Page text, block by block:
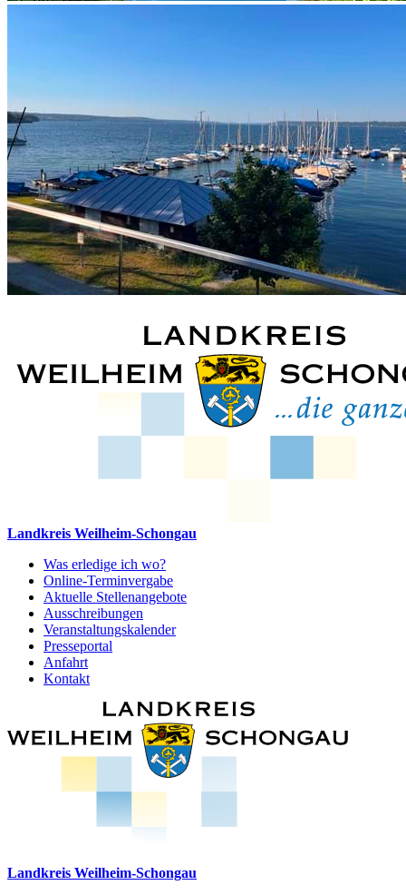
Landkreis Weilheim-Schongau
Was erledige ich wo?
Online-Terminvergabe
Aktuelle Stellenangebote
Ausschreibungen
Veranstaltungskalender
Presseportal
Anfahrt
Kontakt
Landkreis Weilheim-Schongau